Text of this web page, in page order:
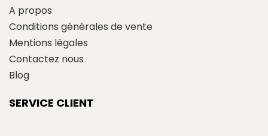
A propos
Conditions générales de vente
Mentions légales
Contactez nous
Blog
SERVICE CLIENT